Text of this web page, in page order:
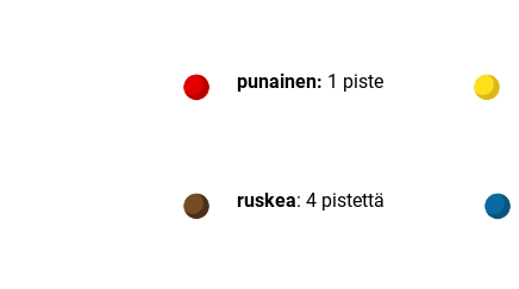
punainen: 1 piste
ruskea: 4 pistettä